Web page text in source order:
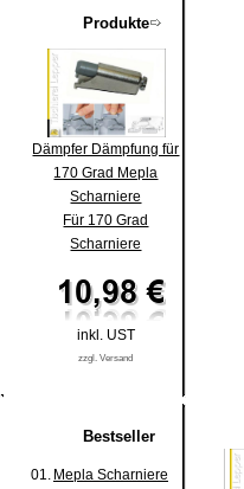
Produkte
Dämpfer Dämpfung für
170 Grad Mepla
Scharniere
Für 170 Grad
Scharniere
inkl. UST
zzgl. Versand
Bestseller
01. Mepla Scharniere